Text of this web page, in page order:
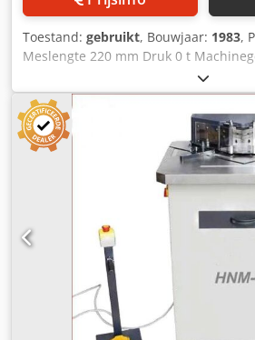
Toestand: gebruikt, Bouwjaar: 1983,
Meslengte 220 mm Druk 0 t
Benodigde ruimte ca. 1,6 x 1,7 x 1,6 m
Aaeynbcujgoa Totaal benodigd
Gecombineerde uitklinkmachine met
een verstelbare rechthoekige
200 mm lengte x vaste breedte 100
handmatig instelbare aanslagen met
Aslengte X 900 mm / Y 300 mm Geen
ponsdrager/pons/aandrukker
naderhand bij Boschert te bestellen.